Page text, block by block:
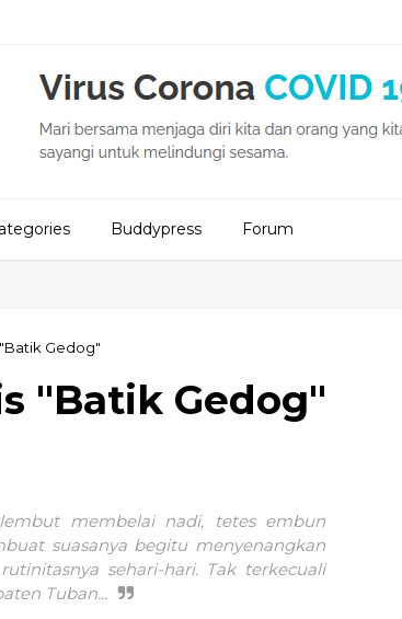
Buddypress Forum
Gedog"
"Batik Gedog"
membelai nadi, tetes embun
suasanya begitu menyenangkan
sehari-hari. Tak terkecuali
Tuban...